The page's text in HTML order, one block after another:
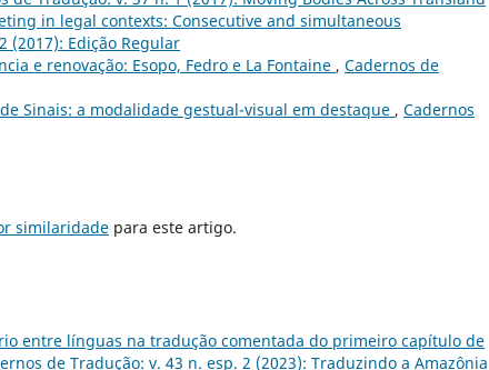
in legal contexts: Consecutive and simultaneous
(2017): Edição Regular
e renovação: Esopo, Fedro e La Fontaine , Cadernos de
Sinais: a modalidade gestual-visual em destaque , Cadernos
similaridade para este artigo.
entre línguas na tradução comentada do primeiro capítulo de
de Tradução: v. 43 n. esp. 2 (2023): Traduzindo a Amazônia